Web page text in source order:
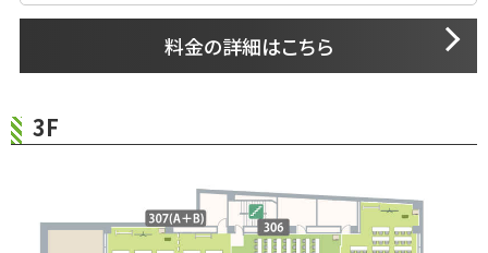
料金の詳細はこちら
3F